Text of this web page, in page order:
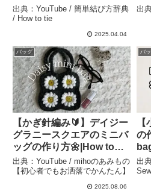
ミ袋#bag#買い物袋#手さ
げ袋#ビニール袋#畳み方#
たたみかた#整理#トートバ
結び方辞典 / How to tie
出典：YouTube / 簡単結び方辞典
/ How to tie
2025.04.04
え
い
出
バッグ
【かぎ針編み🔰】デイジー
グラニースクエアのミニバ
ッグの作り方🌼|How to
crochet a daisy granny
square mini bag|데이지 그
라니 스퀘어 미니백 뜨는 법
出典：YouTube / mihoのあみもの
【初心者でもお洒落でかんたん】
2025.08.06
バ
の
出